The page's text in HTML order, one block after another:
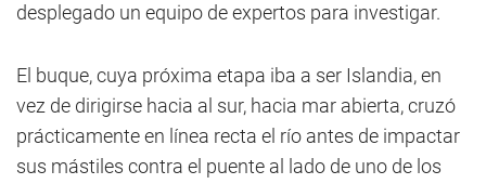
desplegado un equipo de expertos para investigar.
El buque, cuya próxima etapa iba a ser Islandia, en
vez de dirigirse hacia al sur, hacia mar abierta, cruzó
prácticamente en línea recta el río antes de impactar
sus mástiles contra el puente al lado de uno de los